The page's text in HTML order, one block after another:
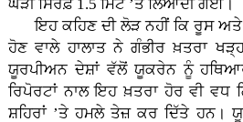
ਘੜੀ ਸਿਰਫ਼ 1.5 ਮਿੰਟ ’ਤੇ ਲਿਆਂਦੀ ਗਈ।
ਇਹ ਕਹਿਣ ਦੀ ਲੋੜ ਨਹੀਂ ਕਿ ਰੂਸ ਅਤੇ
ਹੋਣ ਵਾਲੇ ਹਾਲਾਤ ਨੇ ਗੰਭੀਰ ਖ਼ਤਰਾ
ਯੂਰਪੀਅਨ ਦੇਸ਼ਾਂ ਵੱਲੋਂ ਯੂਕਰੇਨ ਨੂੰ
ਰਿਪੋਰਟਾਂ ਨਾਲ ਇਹ ਖ਼ਤਰਾ ਹੋਰ ਵੀ
ਸ਼ਹਿਰਾਂ ’ਤੇ ਹਮਲੇ ਤੇਜ਼ ਕਰ ਦਿੱਤੇ ਹਨ।